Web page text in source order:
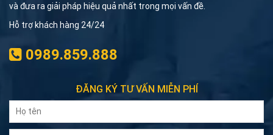
và đưa ra giải pháp hiệu quả nhất trong mọi vấn đề.
Hỗ trợ khách hàng 24/24
0989.859.888
ĐĂNG KÝ TƯ VẤN MIỄN PHÍ